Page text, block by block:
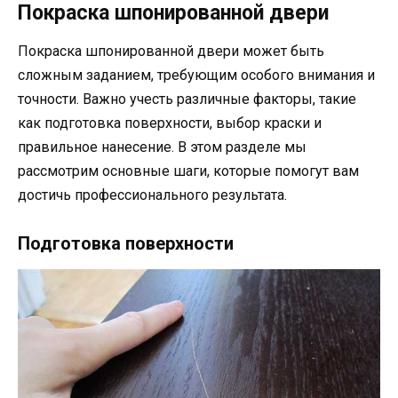
Покраска шпонированной двери
Покраска шпонированной двери может быть
сложным заданием, требующим особого внимания и
точности. Важно учесть различные факторы, такие
как подготовка поверхности, выбор краски и
правильное нанесение. В этом разделе мы
рассмотрим основные шаги, которые помогут вам
достичь профессионального результата.
Подготовка поверхности